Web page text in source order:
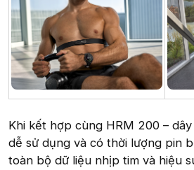
Khi kết hợp cùng HRM 200 –
dễ sử dụng và có thời lượng pin
toàn bộ dữ liệu nhịp tim và hiệu